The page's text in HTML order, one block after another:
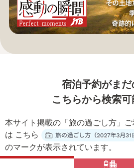
宿泊予約がまだ
こちらから検索可
本サイト掲載の「旅の過ごし方」
は こちら
のマークが表示されています。